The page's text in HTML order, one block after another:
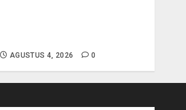
AGUSTUS 4, 2026 0